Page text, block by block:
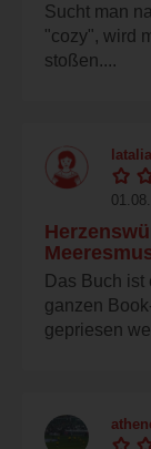
Sucht man
"cozy", wird
stoßen....
latalia
Das Buch
ganzen
gepriesen